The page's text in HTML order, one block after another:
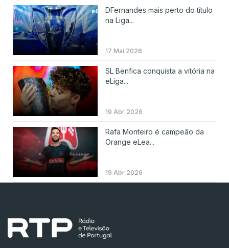
DFernandes mais perto do título
na Liga...
17 Mai 2026
SL Benfica conquista a vitória na
eLiga...
19 Abr 2026
Rafa Monteiro é campeão da
Orange eLea...
19 Abr 2026